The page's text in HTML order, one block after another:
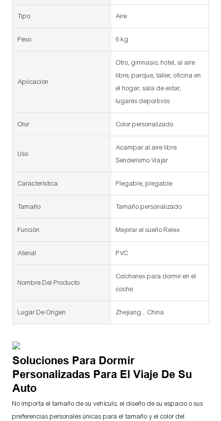
Tipo Aire
Peso 6 kg
Aplicación
Otro, gimnasio, hotel, al aire
libre, parque, taller, oficina en
el hogar, sala de estar,
lugares deportivos
Olor Color personalizado
Uso
Acampar al aire libre
Senderismo Viajar
Característica Plegable, plegable
Tamaño Tamaño personalizado
Función Mejorar el sueño Relex
Aterial PVC
Nombre Del Producto
Colchones para dormir en el
coche
Lugar De Origen Zhejiang... China
Soluciones Para Dormir
Personalizadas Para El Viaje De Su
Auto
No importa el tamaño de su vehículo, el diseño de su espacio o sus
preferencias personales únicas para el tamaño y el color del